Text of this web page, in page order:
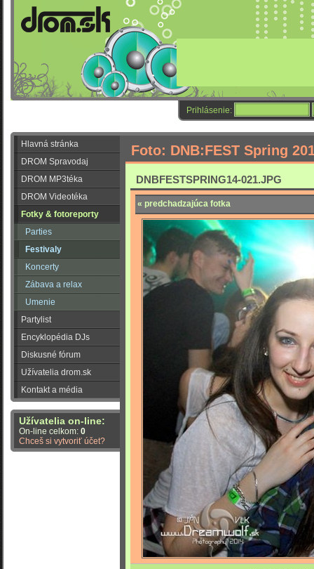
Prihlásenie:
Hlavná stránka
DROM Spravodaj
DROM MP3téka
DROM Videotéka
Fotky & fotoreporty
Parties
Festivaly
Koncerty
Zábava a relax
Umenie
Partylist
Encyklopédia DJs
Diskusné fórum
Užívatelia drom.sk
Kontakt a média
Užívatelia on-line:
On-line celkom: 0
Chceš si vytvoriť účet?
Foto: DNB:FEST Spring
DNBFESTSPRING14-021.JPG
« predchadzajúca fotka